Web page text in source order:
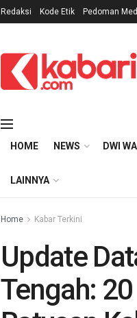
Redaksi Kode Etik Pedoman
HOME NEWS DWI
LAINNYA
Home Kabar Terkini
Update
Tengah: